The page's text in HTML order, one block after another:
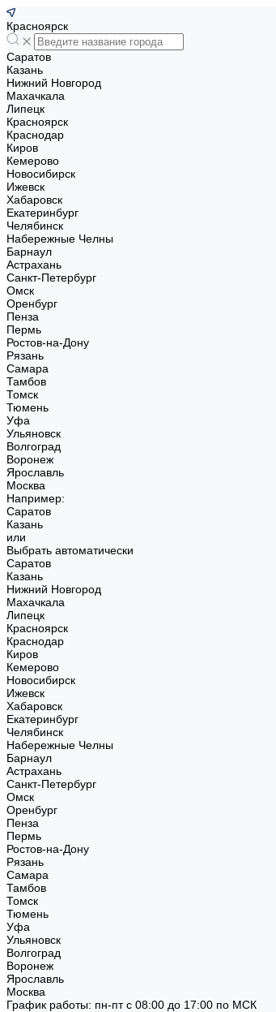
Красноярск
Саратов
Казань
Нижний Новгород
Махачкала
Липецк
Красноярск
Краснодар
Киров
Кемерово
Новосибирск
Ижевск
Хабаровск
Екатеринбург
Челябинск
Набережные Челны
Барнаул
Астрахань
Санкт-Петербург
Омск
Оренбург
Пенза
Пермь
Ростов-на-Дону
Рязань
Самара
Тамбов
Томск
Тюмень
Уфа
Ульяновск
Волгоград
Воронеж
Ярославль
Москва
Например:
Саратов
Казань
или
Выбрать автоматически
Саратов
Казань
Нижний Новгород
Махачкала
Липецк
Красноярск
Краснодар
Киров
Кемерово
Новосибирск
Ижевск
Хабаровск
Екатеринбург
Челябинск
Набережные Челны
Барнаул
Астрахань
Санкт-Петербург
Омск
Оренбург
Пенза
Пермь
Ростов-на-Дону
Рязань
Самара
Тамбов
Томск
Тюмень
Уфа
Ульяновск
Волгоград
Воронеж
Ярославль
Москва
График работы: пн-пт с 08:00 до 17:00 по МСК